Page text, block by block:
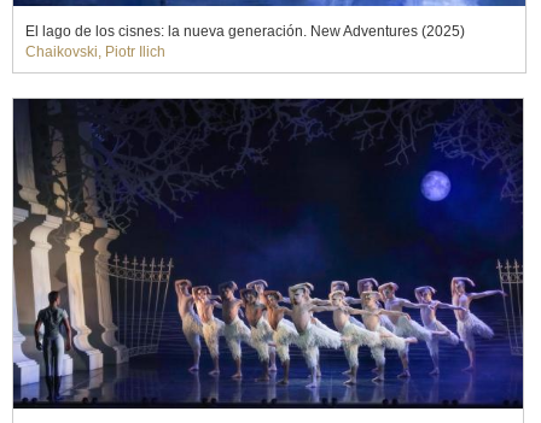
El lago de los cisnes: la nueva generación. New Adventures (2025)
Chaikovski, Piotr Ilich